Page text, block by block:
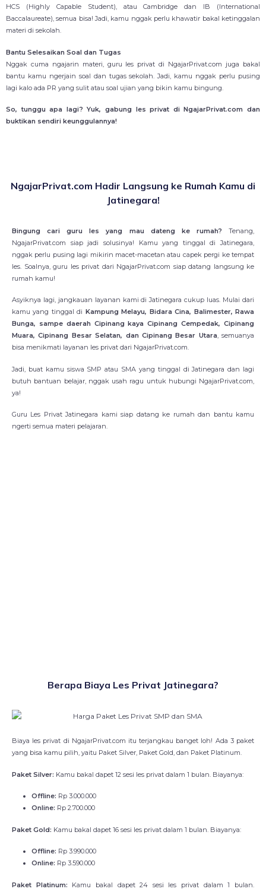
HCS (Highly Capable Student), atau Cambridge dan IB (International
Baccalaureate), semua bisa! Jadi, kamu nggak perlu khawatir bakal ketinggalan
materi di sekolah.
Bantu Selesaikan Soal dan Tugas
Nggak cuma ngajarin materi, guru les privat di NgajarPrivat.com juga bakal
bantu kamu ngerjain soal dan tugas sekolah. Jadi, kamu nggak perlu pusing
lagi kalo ada PR yang sulit atau soal ujian yang bikin kamu bingung.
So, tunggu apa lagi? Yuk, gabung les privat di NgajarPrivat.com dan
buktikan sendiri keunggulannya!
NgajarPrivat.com Hadir Langsung ke Rumah Kamu di
Jatinegara!
Bingung cari guru les yang mau dateng ke rumah? Tenang,
NgajarPrivat.com siap jadi solusinya! Kamu yang tinggal di Jatinegara,
nggak perlu pusing lagi mikirin macet-macetan atau capek pergi ke tempat
les. Soalnya, guru les privat dari NgajarPrivat.com siap datang langsung ke
rumah kamu!
Asyiknya lagi, jangkauan layanan kami di Jatinegara cukup luas. Mulai dari
kamu yang tinggal di Kampung Melayu, Bidara Cina, Balimester, Rawa
Bunga, sampe daerah Cipinang kaya Cipinang Cempedak, Cipinang
Muara, Cipinang Besar Selatan, dan Cipinang Besar Utara, semuanya
bisa menikmati layanan les privat dari NgajarPrivat.com.
Jadi, buat kamu siswa SMP atau SMA yang tinggal di Jatinegara dan lagi
butuh bantuan belajar, nggak usah ragu untuk hubungi NgajarPrivat.com,
ya!
Guru Les Privat Jatinegara kami siap datang ke rumah dan bantu kamu
ngerti semua materi pelajaran.
Berapa Biaya Les Privat Jatinegara?
Biaya les privat di NgajarPrivat.com itu terjangkau banget loh! Ada 3 paket
yang bisa kamu pilih, yaitu Paket Silver, Paket Gold, dan Paket Platinum.
Paket Silver: Kamu bakal dapet 12 sesi les privat dalam 1 bulan. Biayanya:
Offline: Rp 3.000.000
Online: Rp 2.700.000
Paket Gold: Kamu bakal dapet 16 sesi les privat dalam 1 bulan. Biayanya:
Offline: Rp 3.990.000
Online: Rp 3.590.000
Paket Platinum: Kamu bakal dapet 24 sesi les privat dalam 1 bulan.